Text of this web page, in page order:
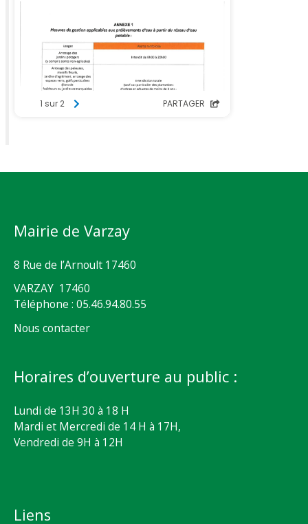
Mairie de Varzay
8 Rue de l’Arnoult 17460
VARZAY 17460
Téléphone : 05.46.94.80.55
Nous contacter
Horaires d’ouverture au public :
Lundi de 13H 30 à 18 H
Mardi et Mercredi de 14 H à 17H,
Vendredi de 9H à 12H
Liens